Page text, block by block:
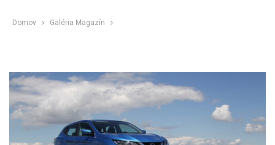
Domov Galéria Magazín